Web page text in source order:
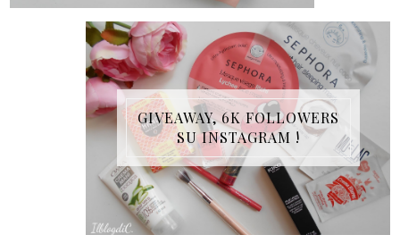
GIVEAWAY, 6K FOLLOWERS
SU INSTAGRAM !